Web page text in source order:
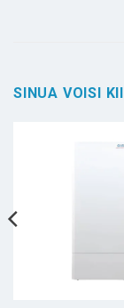
SINUA VOISI